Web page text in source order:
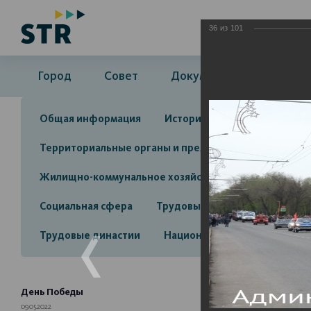
Город Совет Документы
Общая информация История Объекты
Территориальные органы и представительства
Жилищно-коммунальное хозяйство
Социальная сфера Трудовые отношения
Трудовые династии Национальные проекты
День Победы
09.05.2022
36 из 101